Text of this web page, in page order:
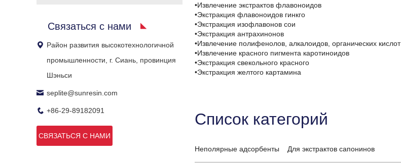
Связаться с нами
Район развития высокотехнологичной
промышленности, г. Сиань, провинция
Шэньси
seplite@sunresin.com
+86-29-89182091
СВЯЗАТЬСЯ С НАМИ
•Извлечение экстрактов флавоноидов
•Экстракция флавоноидов гинкго
•Экстракция изофлавонов сои
•Экстракция антрахинонов
•Извлечение полифенолов, алкалоидов, органических кислот
•Извлечение красного пигмента каротиноидов
•Экстракция свекольного красного
•Экстракция желтого картамина
Список категорий
Неполярные адсорбенты Для экстрактов сапонинов